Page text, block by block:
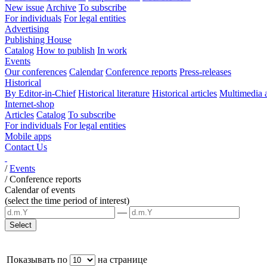
New issue Archive To subscribe
For individuals For legal entities
Advertising
Publishing House
Catalog How to publish In work
Events
Our conferences Calendar Conference reports Press-releases
Historical
By Editor-in-Chief Historical literature Historical articles Multimedia
Internet-shop
Articles Catalog To subscribe
For individuals For legal entities
Mobile apps
Contact Us
/Events
/Conference reports
Calendar of events
(select the time period of interest)
—
Показывать по
на странице